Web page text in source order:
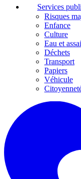
Services
Risques
Enfance
Culture
Eau et
Déchets
Transport
Papiers
Véhicule